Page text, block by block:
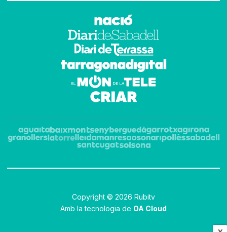
Copyright © 2026 Rubitv
Amb la tecnologia de OA Cloud